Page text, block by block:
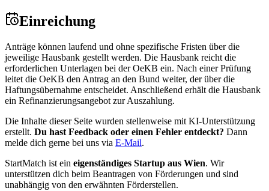
Einreichung
Anträge können laufend und ohne spezifische Fristen über die
jeweilige Hausbank gestellt werden. Die Hausbank reicht die
erforderlichen Unterlagen bei der OeKB ein. Nach einer Prüfung
leitet die OeKB den Antrag an den Bund weiter, der über die
Haftungsübernahme entscheidet. Anschließend erhält die Hausbank
ein Refinanzierungsangebot zur Auszahlung.
Die Inhalte dieser Seite wurden stellenweise mit KI-Unterstützung
erstellt. Du hast Feedback oder einen Fehler entdeckt? Dann
melde dich gerne bei uns via E-Mail.
StartMatch ist ein eigenständiges Startup aus Wien. Wir
unterstützen dich beim Beantragen von Förderungen und sind
unabhängig von den erwähnten Förderstellen.